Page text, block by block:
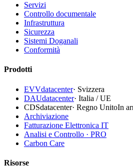
Servizi
Controllo documentale
Infrastruttura
Sicurezza
Sistemi Doganali
Conformità
Prodotti
EVVdatacenter· Svizzera
DAUdatacenter· Italia / UE
CDSdatacenter· Regno UnitoIn
Archiviazione
Fatturazione Elettronica IT
Analisi e Controllo · PRO
Carbon Care
Risorse